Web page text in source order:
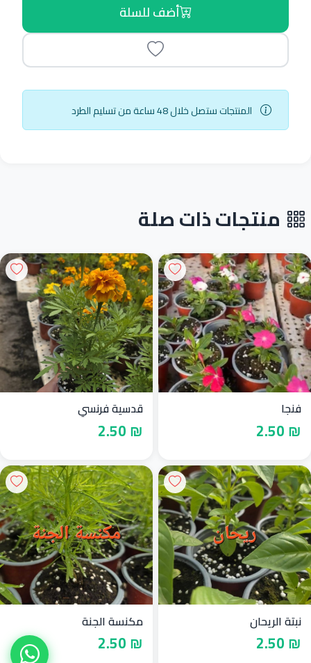
أضف للسلة
المنتجات ستصل خلال 48 ساعة من تسليم الطرد
منتجات ذات صلة
فنجا
₪ 2.50
قدسية فرنسي
₪ 2.50
نبتة الريحان
₪ 2.50
مكنسة الجنة
₪ 2.50